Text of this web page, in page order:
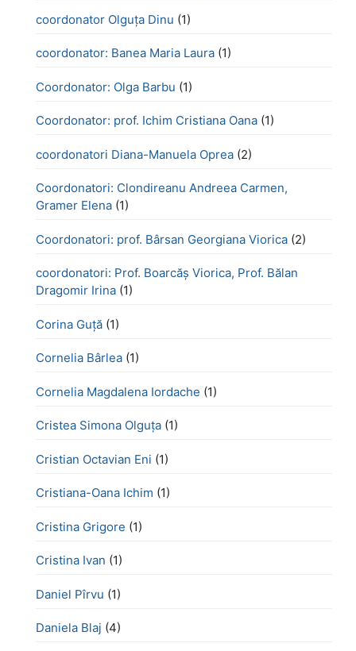
coordonator Olguța Dinu (1)
coordonator: Banea Maria Laura (1)
Coordonator: Olga Barbu (1)
Coordonator: prof. Ichim Cristiana Oana (1)
coordonatori Diana-Manuela Oprea (2)
Coordonatori: Clondireanu Andreea Carmen,
Gramer Elena (1)
Coordonatori: prof. Bârsan Georgiana Viorica (2)
coordonatori: Prof. Boarcăș Viorica, Prof. Bălan
Dragomir Irina (1)
Corina Guță (1)
Cornelia Bârlea (1)
Cornelia Magdalena Iordache (1)
Cristea Simona Olguța (1)
Cristian Octavian Eni (1)
Cristiana-Oana Ichim (1)
Cristina Grigore (1)
Cristina Ivan (1)
Daniel Pîrvu (1)
Daniela Blaj (4)